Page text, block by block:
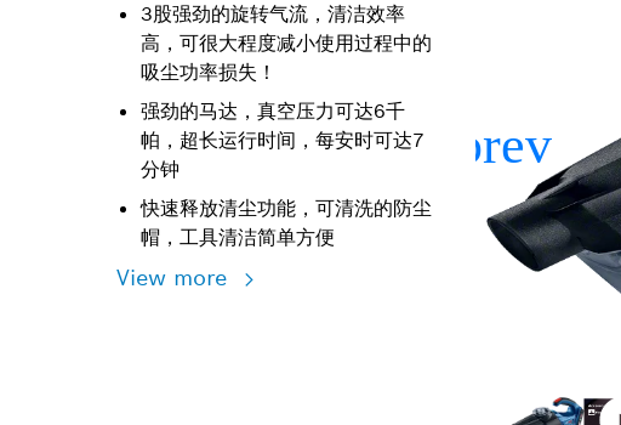
3股强劲的旋转气流，清洁效率
高，可很大程度减小使用过程中的
吸尘功率损失！
强劲的马达，真空压力可达6千
帕，超长运行时间，每安时可达7
分钟
快速释放清尘功能，可清洗的防尘
帽，工具清洁简单方便
View more